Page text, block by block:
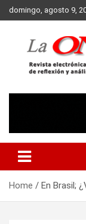
Skip
to
domingo, agosto 9,
Home En Brasil;